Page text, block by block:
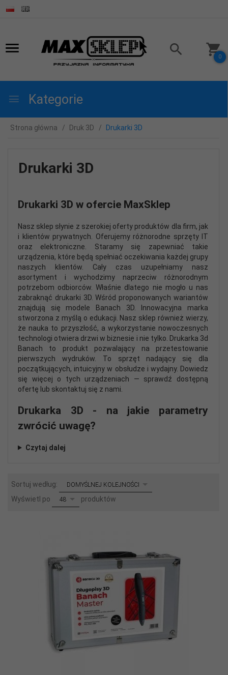
0
Kategorie
Strona główna Druk 3D Drukarki 3D
Drukarki 3D
Drukarki 3D w ofercie MaxSklep
Nasz sklep słynie z szerokiej oferty produktów dla firm, jak
i klientów prywatnych. Oferujemy różnorodne sprzęty IT
oraz elektroniczne. Staramy się zapewniać takie
urządzenia, które będą spełniać oczekiwania każdej grupy
naszych klientów. Cały czas uzupełniamy nasz
asortyment i wychodzimy naprzeciw różnorodnym
potrzebom odbiorców. Właśnie dlatego nie mogło u nas
zabraknąć drukarki 3D. Wśród proponowanych wariantów
znajdują się modele Banach 3D. Innowacyjna marka
stworzona z myślą o edukacji. Nasz sklep również wierzy,
że nauka to przyszłość, a wykorzystanie nowoczesnych
technologi otwiera drzwi w biznesie i nie tylko. Drukarka 3d
Banach to produkt pozwalający na przetestowanie
pierwszych wydruków. To sprzęt nadający się dla
początkujących, intuicyjny w obsłudze i wydajny. Dowiedz
się więcej o tych urządzeniach — sprawdź dostępną
ofertę lub skontaktuj się z nami.
Drukarka 3D - na jakie parametry
zwrócić uwagę?
Czytaj dalej
Sortuj według: sortDOMYŚLNEJ KOLEJNOŚCI
Wyświetl po pop48 produktów